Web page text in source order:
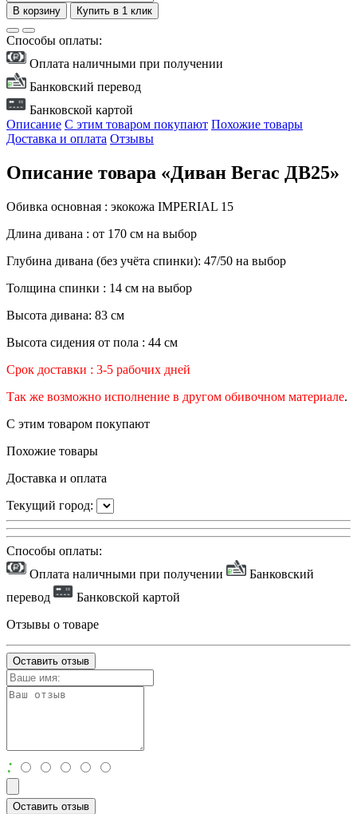
В корзину Купить в 1 клик
Способы оплаты:
Оплата наличными при получении
Банковский перевод
Банковской картой
Описание С этим товаром покупают Похожие товары
Доставка и оплата Отзывы
Описание товара «Диван Вегас ДВ25»
Обивка основная : экокожа IMPERIAL 15
Длина дивана : от 170 см на выбор
Глубина дивана (без учёта спинки): 47/50 на выбор
Толщина спинки : 14 см на выбор
Высота дивана: 83 см
Высота сидения от пола : 44 см
Срок доставки : 3-5 рабочих дней
Так же возможно исполнение в другом обивочном материале.
С этим товаром покупают
Похожие товары
Доставка и оплата
Текущий город:
Способы оплаты:
Оплата наличными при получении
Банковский
перевод
Банковской картой
Отзывы о товаре
Оставить отзыв
:
Оставить отзыв